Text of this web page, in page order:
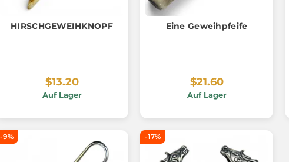
HIRSCHGEWEIHKNOPF
$13.20
Auf Lager
Eine Geweihpfeife
$21.60
Auf Lager
-9% -17%